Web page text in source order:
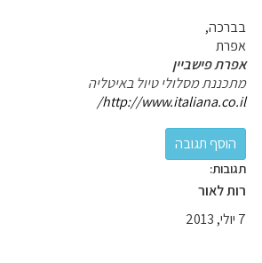
בברכה,
אפרת
אפרת פישביין
מתכננת מסלולי טיול באיטליה
http://www.italiana.co.il/
תגובות:
רות לאור
7 יולי, 2013